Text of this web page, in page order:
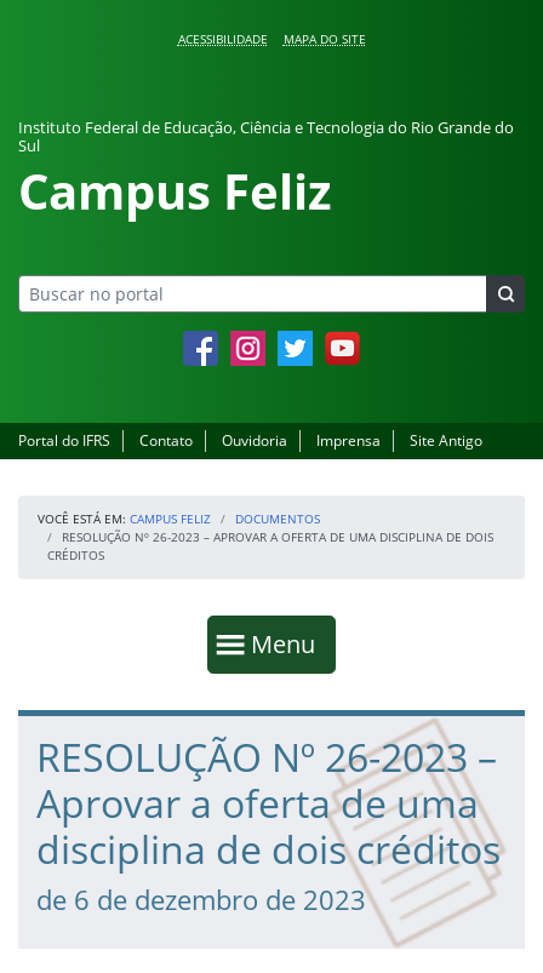
ACESSIBILIDADE MAPA DO SITE
Instituto Federal de Educação, Ciência e Tecnologia do Rio Grande do
Sul
Campus Feliz
FacebookInstagramTwitter YouTube
Portal do IFRS Contato Ouvidoria Imprensa Site Antigo
VOCÊ ESTÁ EM: CAMPUS FELIZ
DOCUMENTOS
RESOLUÇÃO Nº 26-2023 – APROVAR A OFERTA DE UMA DISCIPLINA DE DOIS
CRÉDITOS
Mostrar
Menu
Fim da navegação
Início do conteúdo
RESOLUÇÃO Nº 26-2023 –
Aprovar a oferta de uma
disciplina de dois créditos
de 6 de dezembro de 2023